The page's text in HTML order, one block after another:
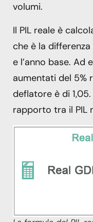
volumi.
Il PIL reale è
che è la
e l’anno base. Ad
aumentati del 5%
deflatore è di
rapporto tra il PIL